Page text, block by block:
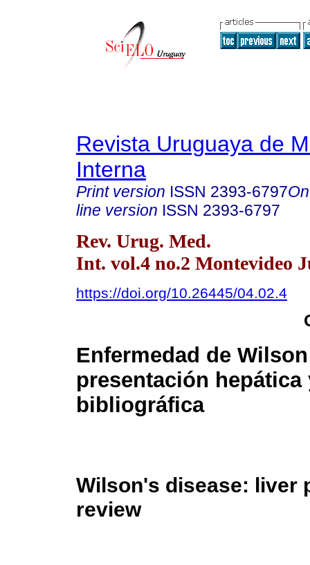
Revista Uruguaya de
Interna
Print version ISSN 2393-6797
line version ISSN 2393-6797
Rev. Urug. Med.
Int. vol.4 no.2 Montevideo
https://doi.org/10.26445/04.02.4
Enfermedad de
presentación
bibliográfica
Wilson's disease: liver
review